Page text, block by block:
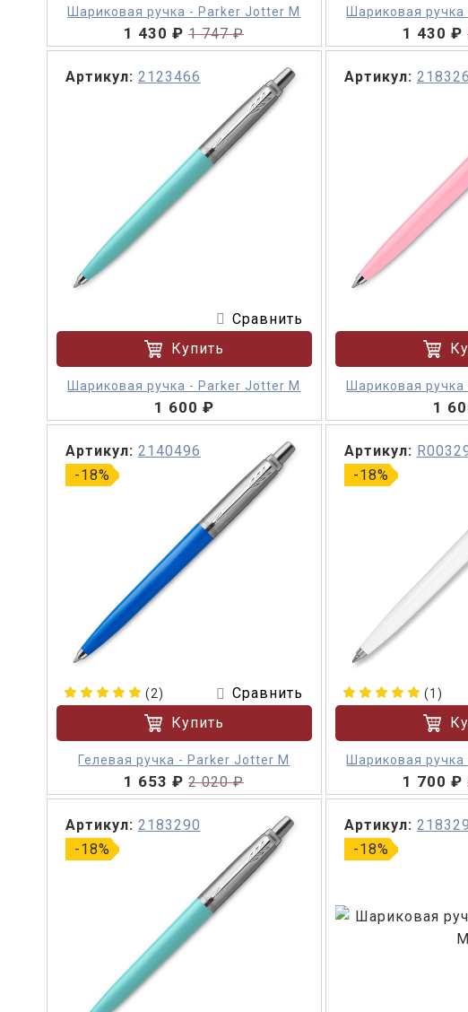
Шариковая ручка - Parker Jotter M
1 430 ₽1 747 ₽
Шариковая
1 430 ₽
Артикул: 2123466
Сравнить
Купить
Шариковая ручка - Parker Jotter M
1 600 ₽
Артикул:
Шариковая
1
-18%
Артикул: 2140496
(2)
Сравнить
Купить
Гелевая ручка - Parker Jotter М
1 653 ₽2 020 ₽
-18%
Артикул:
(1)
Шариковая
1 700 ₽
-18%
Артикул: 2183290
-18%
Артикул: